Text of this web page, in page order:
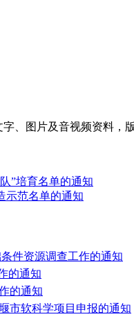
、图片及音视频资料
”培育名单的通知
示范名单的通知
件资源调查工作的通知
的通知
的通知
市软科学项目申报的通知